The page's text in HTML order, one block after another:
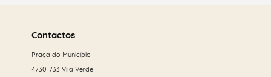
maisContactos
Praça do Município
4730-733 Vila Verde